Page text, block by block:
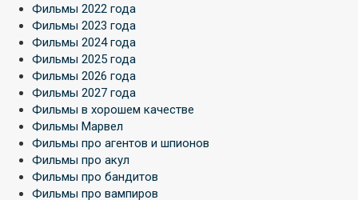
Фильмы 2022 года
Фильмы 2023 года
Фильмы 2024 года
Фильмы 2025 года
Фильмы 2026 года
Фильмы 2027 года
Фильмы в хорошем качестве
Фильмы Марвел
Фильмы про агентов и шпионов
Фильмы про акул
Фильмы про бандитов
Фильмы про вампиров